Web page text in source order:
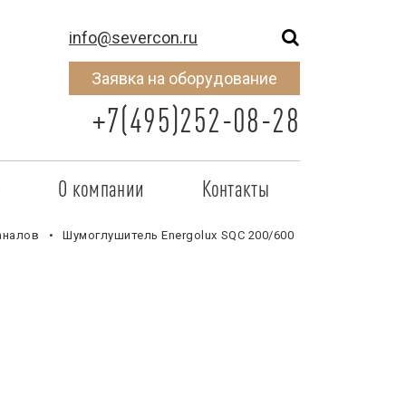
info@severcon.ru
Заявка на оборудование
+7(495)252-08-28
О компании
SEVERCON
Контакты
Шумоглушитель Energolux SQC 200/600